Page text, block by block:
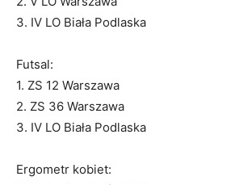
3. IV LO Biała Podlaska
Futsal:
1. ZS 12 Warszawa
2. ZS 36 Warszawa
3. IV LO Biała Podlaska
Ergometr kobiet: